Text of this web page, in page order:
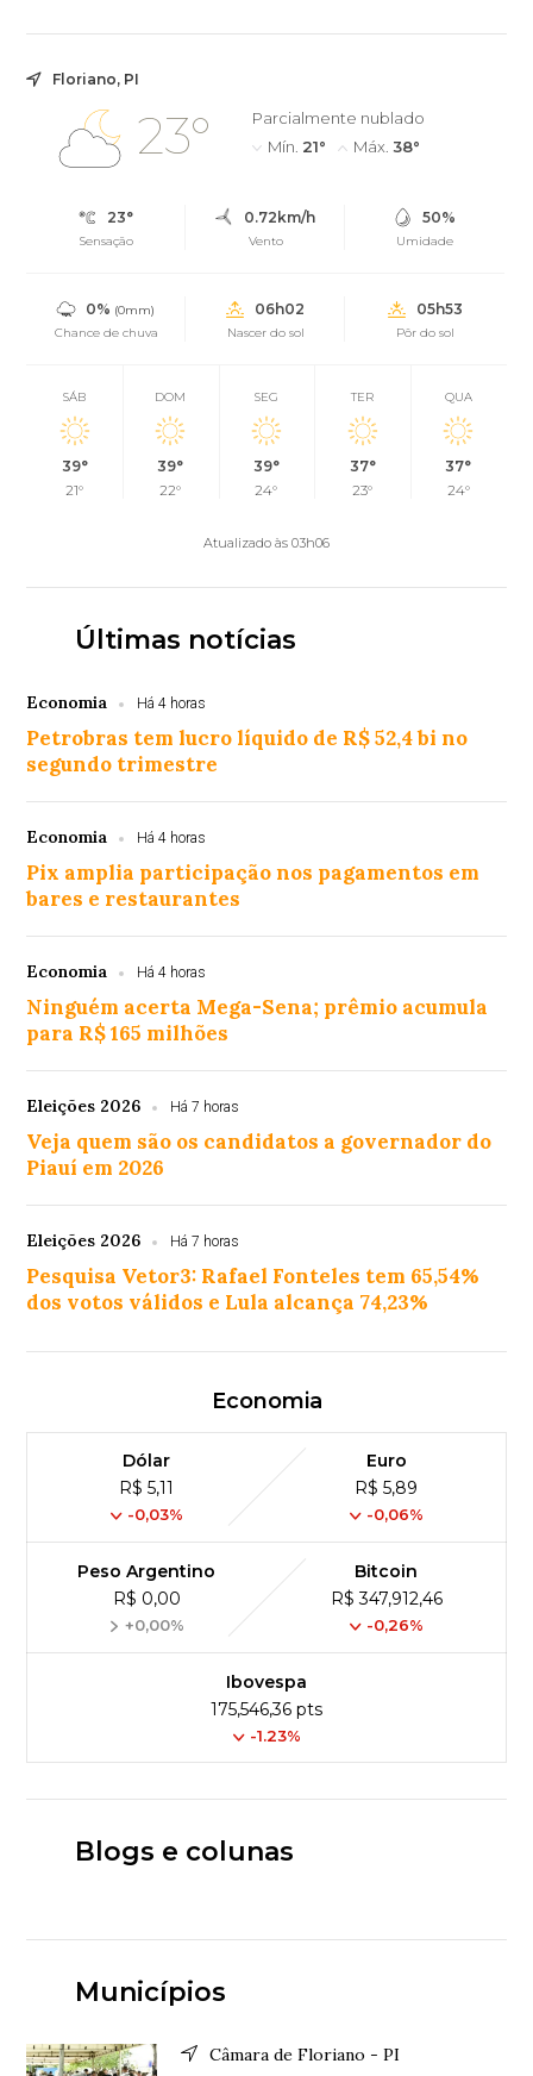
Floriano, PI
23°
Parcialmente nublado
Mín. 21° Máx. 38°
23°
Sensação
0.72km/h
Vento
50%
Umidade
0% (0mm)
Chance de chuva
06h02
Nascer do sol
05h53
Pôr do sol
SÁB
39°
21°
DOM
39°
22°
SEG
39°
24°
TER
37°
23°
QUA
37°
24°
Atualizado às 03h06
Últimas notícias
Economia Há 4 horas
Petrobras tem lucro líquido de R$ 52,4 bi no
segundo trimestre
Economia Há 4 horas
Pix amplia participação nos pagamentos em
bares e restaurantes
Economia Há 4 horas
Ninguém acerta Mega-Sena; prêmio acumula
para R$ 165 milhões
Eleições 2026 Há 7 horas
Veja quem são os candidatos a governador do
Piauí em 2026
Eleições 2026 Há 7 horas
Pesquisa Vetor3: Rafael Fonteles tem 65,54%
dos votos válidos e Lula alcança 74,23%
Economia
Dólar
R$ 5,11
-0,03%
Euro
R$ 5,89
-0,06%
Peso Argentino
R$ 0,00
+0,00%
Bitcoin
R$ 347,912,46
-0,26%
Ibovespa
175,546,36 pts
-1.23%
Blogs e colunas
Municípios
Câmara de Floriano - PI